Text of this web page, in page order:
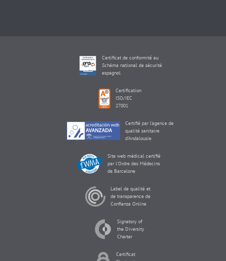
Certificat de conformité au
Schéma national de sécurité
espagnol
Certification
ISO/IEC
27001
Certifié par l'agence de
qualité sanitaire
d'Andalousie
Site web médical certifié
par l'Ordre des Médecins
de Barcelone
Label de qualité et
de transparence de
Confianza Online
Signatory of
the Diversity
Charter
Certificat